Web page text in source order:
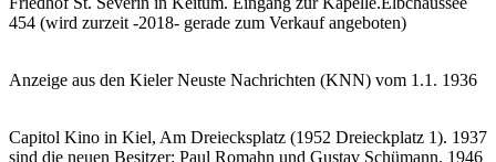
454 (wird zurzeit -2018- gerade zum Verkauf angeboten)
Anzeige aus den Kieler Neuste Nachrichten (KNN) vom 1.1. 1936
Capitol Kino in Kiel, Am Dreiecksplatz (1952 Dreieckplatz 1). 1937
sind die neuen Besitzer: Paul Romahn und Gustav Schümann. 1946